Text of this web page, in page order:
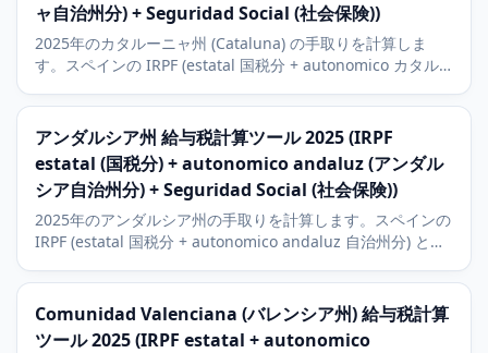
ャ自治州分) + Seguridad Social (社会保険))
2025年のカタルーニャ州 (Cataluna) の手取りを計算しま
す。スペインの IRPF (estatal 国税分 + autonomico カタル
trabajador (被用者社会保険) に対応。バルセロナのテクノロ
ジーと経済の状況も解説。
アンダルシア州 給与税計算ツール 2025 (IRPF
estatal (国税分) + autonomico andaluz (アンダル
シア自治州分) + Seguridad Social (社会保険))
2025年のアンダルシア州の手取りを計算します。スペインの
IRPF (estatal 国税分 + autonomico andaluz 自治州分) と
ラナダの経済状況も解説。
Comunidad Valenciana (バレンシア州) 給与税計算
ツール 2025 (IRPF estatal + autonomico